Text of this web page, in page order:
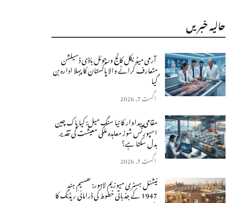
حالیہ خبریں
آرمی میڈیکل کالج ورچوئل باڈی ڈسیکشن
متعارف کرانے والا پاکستان کا پہلا ادارہ بن
گیا
اگست 7, 2026
مقامی پیداوار کا نیا سنگِ میل: کیا پاک چین
اسپورٹس شوز معاہدہ ملکی معیشت کی تقدیر
بدل سکتا ہے؟
اگست 7, 2026
نیشنل ہسٹری میوزیم لاہور: تقسیمِ ہند
1947 کے جذباتی خطوط کی ڈرامائی ریڈنگ کا